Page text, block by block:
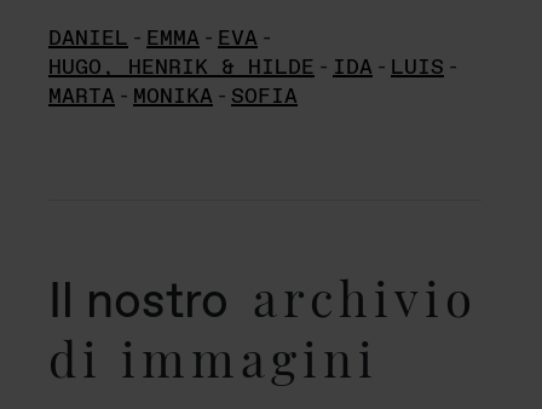
DANIEL - EMMA - EVA -
HUGO, HENRIK & HILDE - IDA - LUIS -
MARTA - MONIKA - SOFIA
Il nostro archivio
di immagini